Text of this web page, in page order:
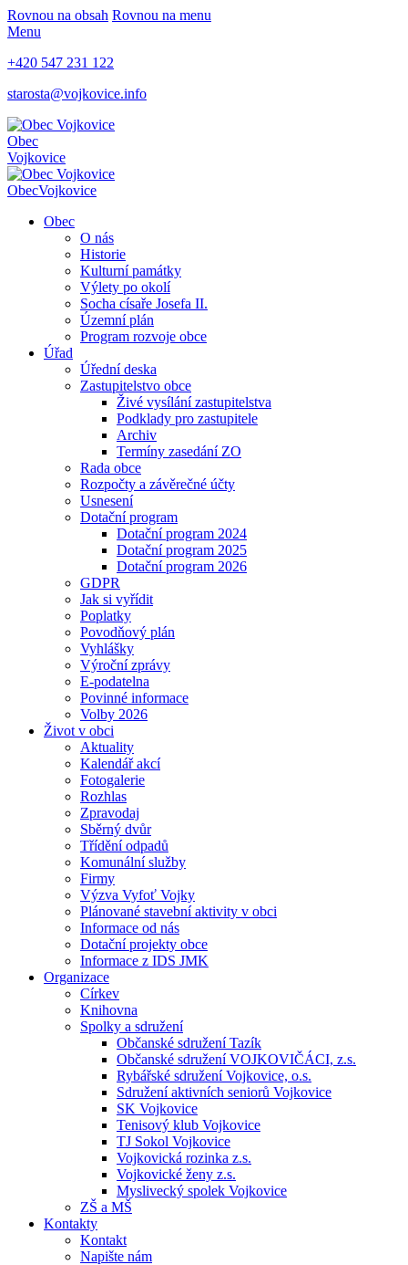
Rovnou na obsah Rovnou na menu
Menu
+420 547 231 122
starosta@vojkovice.info
Obec
Vojkovice
ObecVojkovice
Obec
O nás
Historie
Kulturní památky
Výlety po okolí
Socha císaře Josefa II.
Územní plán
Program rozvoje obce
Úřad
Úřední deska
Zastupitelstvo obce
Živé vysílání zastupitelstva
Podklady pro zastupitele
Archiv
Termíny zasedání ZO
Rada obce
Rozpočty a závěrečné účty
Usnesení
Dotační program
Dotační program 2024
Dotační program 2025
Dotační program 2026
GDPR
Jak si vyřídit
Poplatky
Povodňový plán
Vyhlášky
Výroční zprávy
E-podatelna
Povinné informace
Volby 2026
Život v obci
Aktuality
Kalendář akcí
Fotogalerie
Rozhlas
Zpravodaj
Sběrný dvůr
Třídění odpadů
Komunální služby
Firmy
Výzva Vyfoť Vojky
Plánované stavební aktivity v obci
Informace od nás
Dotační projekty obce
Informace z IDS JMK
Organizace
Církev
Knihovna
Spolky a sdružení
Občanské sdružení Tazík
Občanské sdružení VOJKOVIČÁCI, z.s.
Rybářské sdružení Vojkovice, o.s.
Sdružení aktivních seniorů Vojkovice
SK Vojkovice
Tenisový klub Vojkovice
TJ Sokol Vojkovice
Vojkovická rozinka z.s.
Vojkovické ženy z.s.
Myslivecký spolek Vojkovice
ZŠ a MŠ
Kontakty
Kontakt
Napište nám